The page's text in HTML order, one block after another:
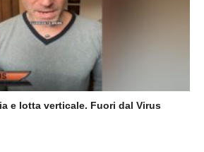
e lotta verticale. Fuori dal Virus